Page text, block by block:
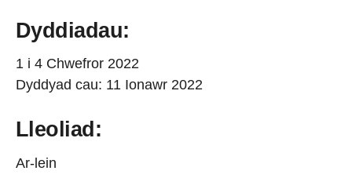
Dyddiadau:
1 i 4 Chwefror 2022
Dyddyad cau: 11 Ionawr 2022
Lleoliad:
Ar-lein